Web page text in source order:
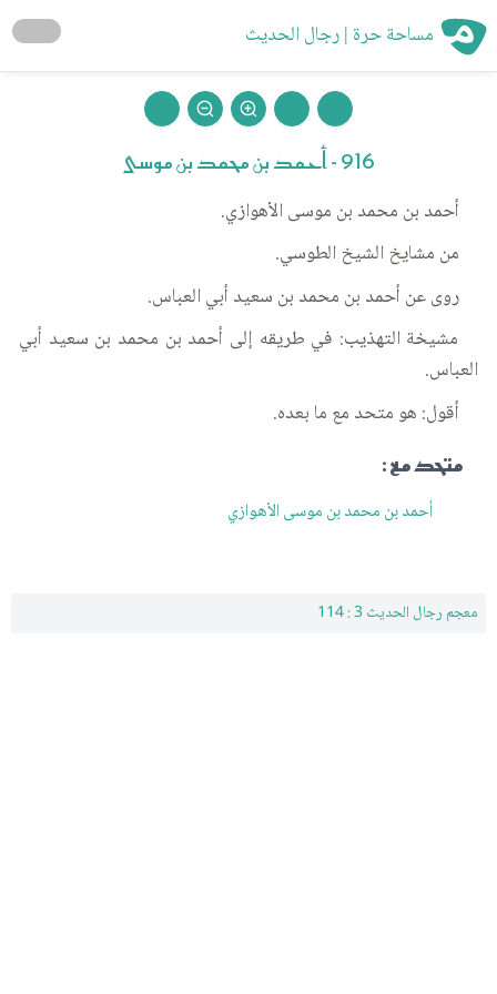
مساحة حرة | رجال الحديث
916 - أحمد بن محمد بن موسى
أحمد بن محمد بن موسى الأهوازي.
من مشايخ الشيخ الطوسي.
روى عن أحمد بن محمد بن سعيد أبي العباس.
مشيخة التهذيب: في طريقه إلى أحمد بن محمد بن سعيد أبي
العباس.
أقول: هو متحد مع ما بعده.
متحد مع :
أحمد بن محمد بن موسى الأهوازي
معجم رجال الحديث 3 : 114